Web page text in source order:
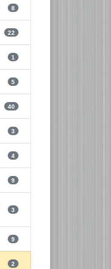
8
22
1
5
40
3
4
9
3
9
2